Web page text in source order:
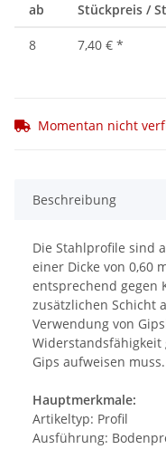
ab Stückpreis /
8 7,40 € *
Momentan nicht
Beschreibung
Die Stahlprofile sind
einer Dicke von 0,60
entsprechend gegen
zusätzlichen Schicht
Verwendung von
Widerstandsfähigkeit
Gips aufweisen muss.
Hauptmerkmale:
Artikeltyp: Profil
Ausführung: